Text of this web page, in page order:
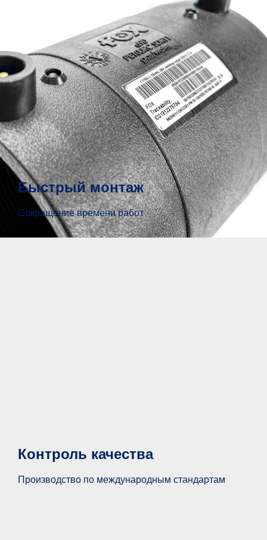
Быстрый монтаж
Сокращение времени работ
Контроль качества
Производство по международным стандартам